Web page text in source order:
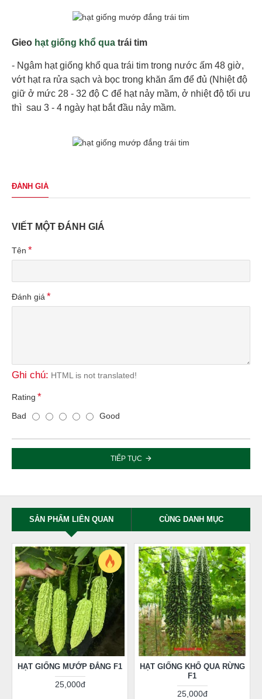
Gieo hạt giống khổ qua trái tim
- Ngâm hạt giống khổ qua trái tim trong nước ấm 48 giờ,
vớt hạt ra rửa sạch và bọc trong khăn ẩm để đủ (Nhiệt độ
giữ ở mức 28 - 32 độ C để hạt nảy mầm, ở nhiệt độ tối ưu
thì sau 3 - 4 ngày hạt bắt đầu nảy mầm.
ĐÁNH GIÁ
VIẾT MỘT ĐÁNH GIÁ
Tên
Đánh giá
Ghi chú: HTML is not translated!
Rating
Bad
Good
TIẾP TỤC
SẢN PHẨM LIÊN QUAN CÙNG DANH MỤC
HẠT GIỐNG MƯỚP ĐẮNG F1
25,000đ
HẠT GIỐNG KHỔ QUA RỪNG
F1
25,000đ